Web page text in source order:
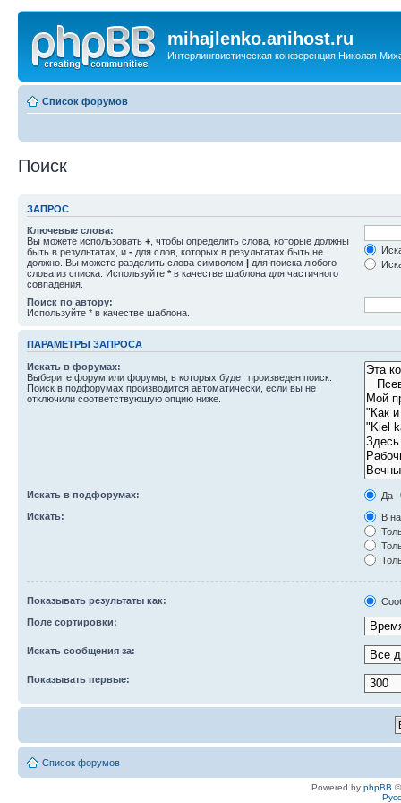
mihajlenko.anihost.ru
Интерлингвистическая конференция Николая
Список форумов
Поиск
ЗАПРОС
Ключевые слова:
Вы можете использовать + , чтобы определить слова, которые должны
быть в результатах, и - для слов, которых в результатах быть не
должно. Вы можете разделить слова символом | для поиска любого
слова из списка. Используйте * в качестве шаблона для частичного
совпадения.
Поиск по автору:
Используйте * в качестве шаблона.
ПАРАМЕТРЫ ЗАПРОСА
Искать в форумах:
Выберите форум или форумы, в которых будет произведен поиск.
Поиск в подфорумах производится автоматически, если вы не
отключили соответствующую опцию ниже.
Искать в подфорумах:
Да
Искать:
В
Показывать результаты как:
Поле сортировки:
Искать сообщения за:
Показывать первые:
Список форумов
Powered by phpBB